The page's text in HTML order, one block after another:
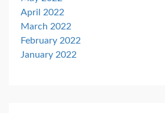
April 2022
March 2022
February 2022
January 2022